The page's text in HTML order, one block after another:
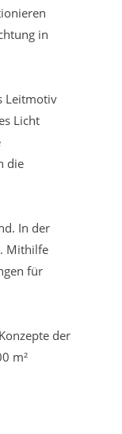
in
Leitmotiv
Licht
die
In der
Mithilfe
für
der
m²